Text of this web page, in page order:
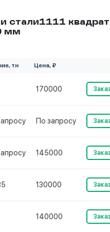
стали1111
мм
тн Цена, ₽
170000
По запросу
145000
130000
140000